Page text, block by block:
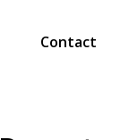
Contact